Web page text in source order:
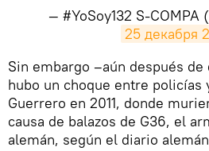
— #YoSoy132 S-COMPA
25 декабря
Sin embargo –aún después
hubo un choque entre policías
Guerrero en 2011, donde
causa de balazos de G36, el
alemán, según el diario